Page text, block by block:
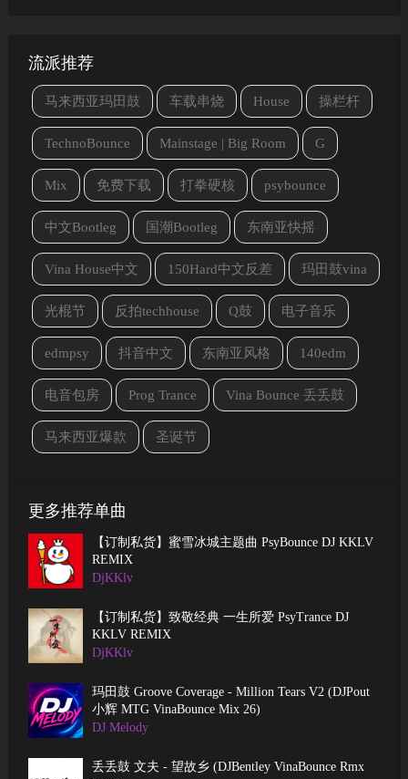
流派推荐
马来西亚玛田鼓 车载串烧 House 操栏杆
TechnoBounce Mainstage | Big Room G
Mix 免费下载 打拳硬核 psybounce
中文Bootleg 国潮Bootleg 东南亚快摇
Vina House中文 150Hard中文反差 玛田鼓vina
光棍节 反拍techhouse Q鼓 电子音乐
edmpsy 抖音中文 东南亚风格 140edm
电音包房 Prog Trance Vina Bounce 丢丢鼓
马来西亚爆款 圣诞节
更多推荐单曲
【订制私货】蜜雪冰城主题曲 PsyBounce DJ KKLV
REMIX
DjKKlv
【订制私货】致敬经典 一生所爱 PsyTrance DJ
KKLV REMIX
DjKKlv
玛田鼓 Groove Coverage - Million Tears V2 (DJPout
小辉 MTG VinaBounce Mix 26)
DJ Melody
丢丢鼓 文夫 - 望故乡 (DJBentley VinaBounce Rmx